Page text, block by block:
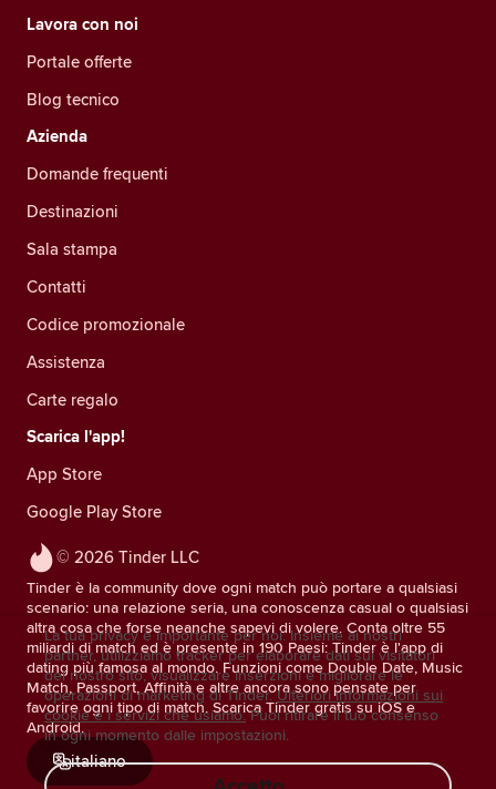
© 2026 Tinder LLC
Tinder è la community dove ogni match può portare a qualsiasi
scenario: una relazione seria, una conoscenza casual o qualsiasi
altra cosa che forse neanche sapevi di volere. Conta oltre 55
miliardi di match ed è presente in 190 Paesi: Tinder è l'app di
dating più famosa al mondo. Funzioni come Double Date, Music
Match, Passport, Affinità e altre ancora sono pensate per
favorire ogni tipo di match. Scarica Tinder gratis su iOS e
Android.
italiano
Lavora con noi
Portale offerte
Blog tecnico
Azienda
Domande frequenti
Destinazioni
Sala stampa
Contatti
Codice promozionale
Assistenza
Carte regalo
Scarica l'app!
App Store
Google Play Store
La tua privacy è importante per noi. Insieme ai nostri
partner, utilizziamo tracker per elaborare dati sui visitatori
del nostro sito, visualizzare inserzioni e migliorare le
operazioni di marketing di Tinder. Ulteriori informazioni sui
cookie e i servizi che usiamo. Puoi ritirare il tuo consenso
in ogni momento dalle impostazioni.